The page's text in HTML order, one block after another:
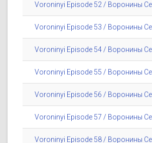
Voroninyi Episode 52 / Воронины
Voroninyi Episode 53 / Воронины
Voroninyi Episode 54 / Воронины
Voroninyi Episode 55 / Воронины
Voroninyi Episode 56 / Воронины
Voroninyi Episode 57 / Воронины
Voroninyi Episode 58 / Воронины